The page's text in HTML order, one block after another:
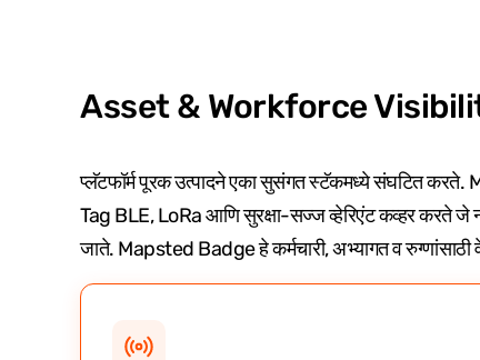
Asset & Workforce Visibility
प्लॅटफॉर्म पूरक उत्पादने एका सुसंगत स्टॅकमध्ये संघटित
Tag BLE, LoRa आणि सुरक्षा-सज्ज व्हेरिएंट कव्हर करते
जाते. Mapsted Badge हे कर्मचारी, अभ्यागत व